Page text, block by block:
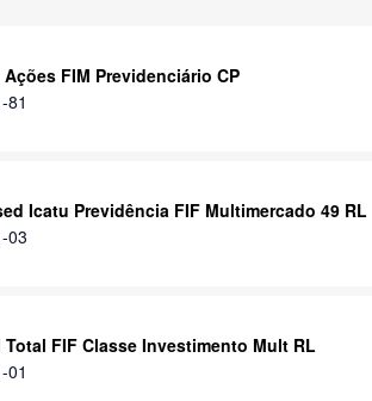
Ações FIM Previdenciário CP
81
Icatu Previdência FIF Multimercado 49 RL
03
FIF Classe Investimento Mult RL
01